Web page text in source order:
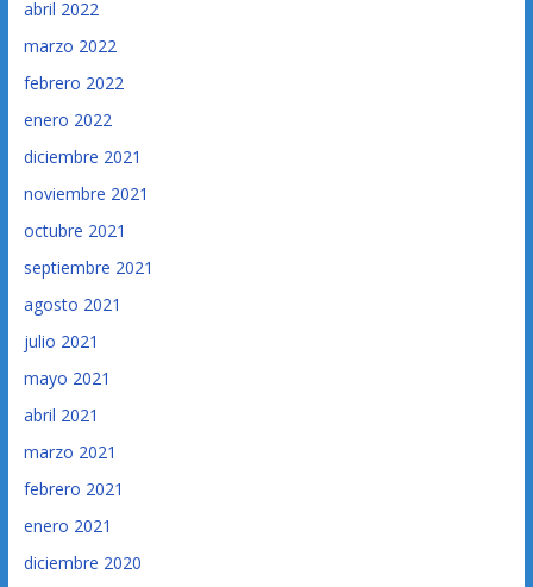
abril 2022
marzo 2022
febrero 2022
enero 2022
diciembre 2021
noviembre 2021
octubre 2021
septiembre 2021
agosto 2021
julio 2021
mayo 2021
abril 2021
marzo 2021
febrero 2021
enero 2021
diciembre 2020